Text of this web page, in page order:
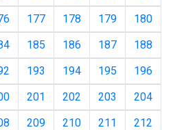
177 178 179
180
185 186 187
188
193 194 195
196
201 202 203
204
209 210 211
212